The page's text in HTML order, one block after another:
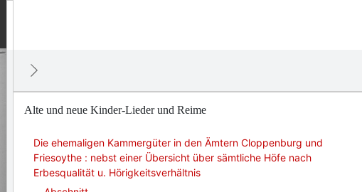
Alte und neue Kinder-Lieder und Reime
Die ehemaligen Kammergüter in den Ämtern Cloppenburg und
Friesoythe : nebst einer Übersicht über sämtliche Höfe nach
Erbesqualität u. Hörigkeitsverhältnis